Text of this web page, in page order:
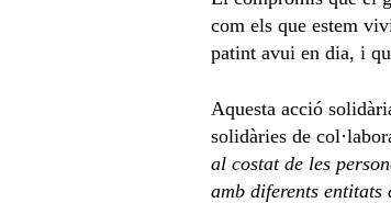
com els que estem
patint avui en dia, i
Aquesta acció
solidàries de
al costat de les
amb diferents